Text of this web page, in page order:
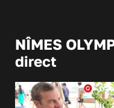
NÎMES
direct